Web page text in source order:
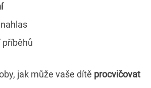
jak může vaše dítě procvičovat